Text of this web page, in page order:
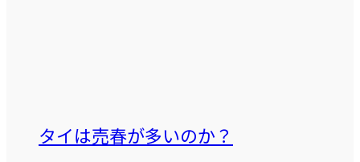
タイは売春が多いのか？